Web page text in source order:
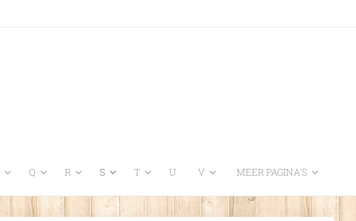
Q R S T U V MEER PAGINA'S